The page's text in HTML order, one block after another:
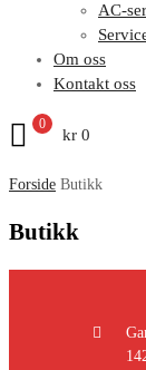
AC-
Om oss
Kontakt oss
kr 0
0
Forside Butikk
Butikk